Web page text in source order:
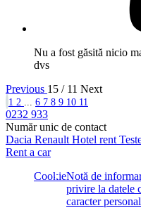
Nu a fost găsită nicio
dvs
Previous 15 / 11 Next
1 2 6 7 8 9 10 11
0232 933
Număr unic de contact
Dacia Renault Hotel rent
Rent a car
CookieNotă de
privire la datele
caracter personal